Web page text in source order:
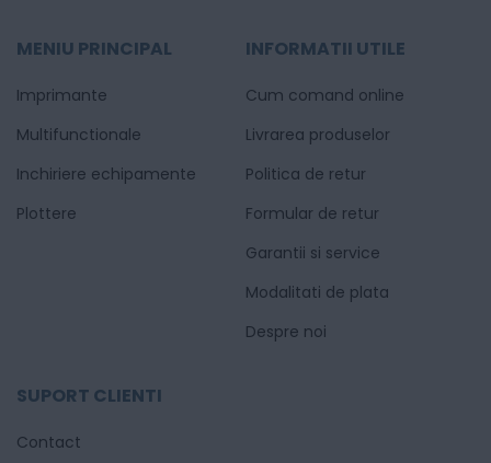
MENIU PRINCIPAL
Imprimante
Multifunctionale
Inchiriere echipamente
Plottere
INFORMATII UTILE
Cum comand online
Livrarea produselor
Politica de retur
Formular de retur
Garantii si service
Modalitati de plata
Despre noi
SUPORT CLIENTI
Contact